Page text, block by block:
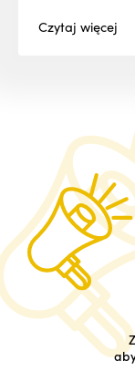
Czytajwięcej